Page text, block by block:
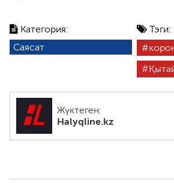
Категория:
Саясат
Тэги:
Жүктеген:
Halyqline.kz